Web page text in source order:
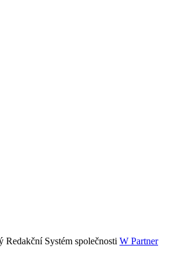
Redakční Systém společnosti W Partner